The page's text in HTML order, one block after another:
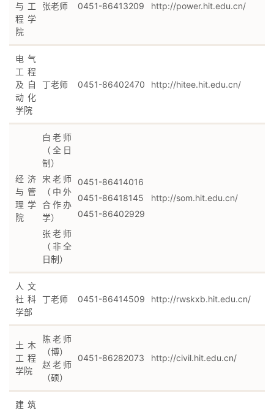
与工
程学
院
张老师 0451-86413209 http://power.hit.edu.cn/
电气
工程
及自
动化
学院
丁老师 0451-86402470 http://hitee.hit.edu.cn/
经济
与管
理学
院
白老师
（全日
制）
宋老师
（中外
合作办
学）
张老师
（非全
日制）
0451-86414016
0451-86418145
0451-86402929
http://som.hit.edu.cn/
人文
社科
学部
丁老师 0451-86414509 http://rwskxb.hit.edu.cn/
土木
工程
学院
陈老师
（博）
赵老师
（硕）
0451-86282073 http://civil.hit.edu.cn/
建筑